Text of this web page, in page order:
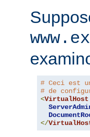
# Ceci est
# de
<VirtualHost
</